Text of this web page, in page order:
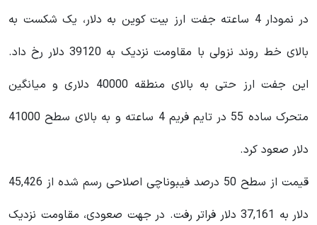
در نمودار 4 ساعته جفت ارز بیت کوین به دلار، یک شکست به
بالای خط روند نزولی با مقاومت نزدیک به 39120 دلار رخ داد.
این جفت ارز حتی به بالای منطقه 40000 دلاری و میانگین
متحرک ساده 55 در تایم فریم 4 ساعته و به بالای سطح 41000
دلار صعود کرد.
قیمت از سطح 50 درصد فیبوناچی اصلاحی رسم شده از 45,426
دلار به 37,161 دلار فراتر رفت. در جهت صعودی، مقاومت نزدیک